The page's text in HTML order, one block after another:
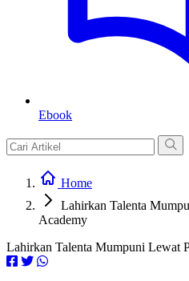
Ebook
Home
Lahirkan Talenta
Academy
Lahirkan Talenta Mumpuni Lewat